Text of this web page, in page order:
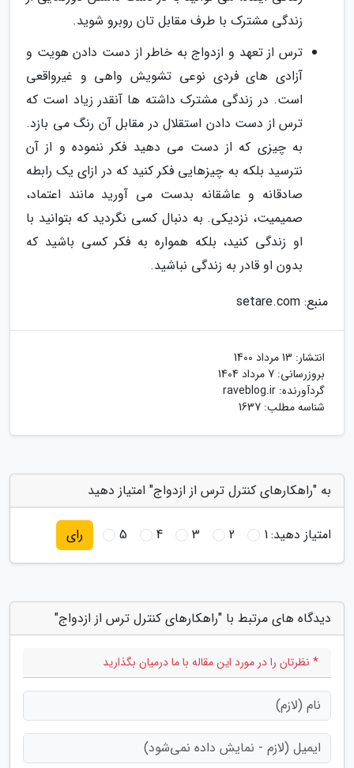
زندگی مشترک با طرف مقابل تان روبرو شوید.
ترس از تعهد و ازدواج به خاطر از دست دادن هویت و
آزادی های فردی نوعی تشویش واهی و غیرواقعی
است. در زندگی مشترک داشته ها آنقدر زیاد است که
ترس از دست دادن استقلال در مقابل آن رنگ می بازد.
به چیزی که از دست می دهید فکر ننموده و از آن
نترسید بلکه به چیزهایی فکر کنید که در ازای یک رابطه
صادقانه و عاشقانه بدست می آورید مانند اعتماد،
صمیمیت، نزدیکی. به دنبال کسی نگردید که بتوانید با
او زندگی کنید، بلکه همواره به فکر کسی باشید که
بدون او قادر به زندگی نباشید.
منبع: setare.com
انتشار: 13 مرداد 1400
بروزرسانی: 7 مرداد 1404
گردآورنده: raveblog.ir
شناسه مطلب: 1637
به "راهکارهای کنترل ترس از ازدواج" امتیاز دهید
امتیاز دهید:1
2
3
4
5 رای
دیدگاه های مرتبط با "راهکارهای کنترل ترس از ازدواج"
* نظرتان را در مورد این مقاله با ما درمیان بگذارید